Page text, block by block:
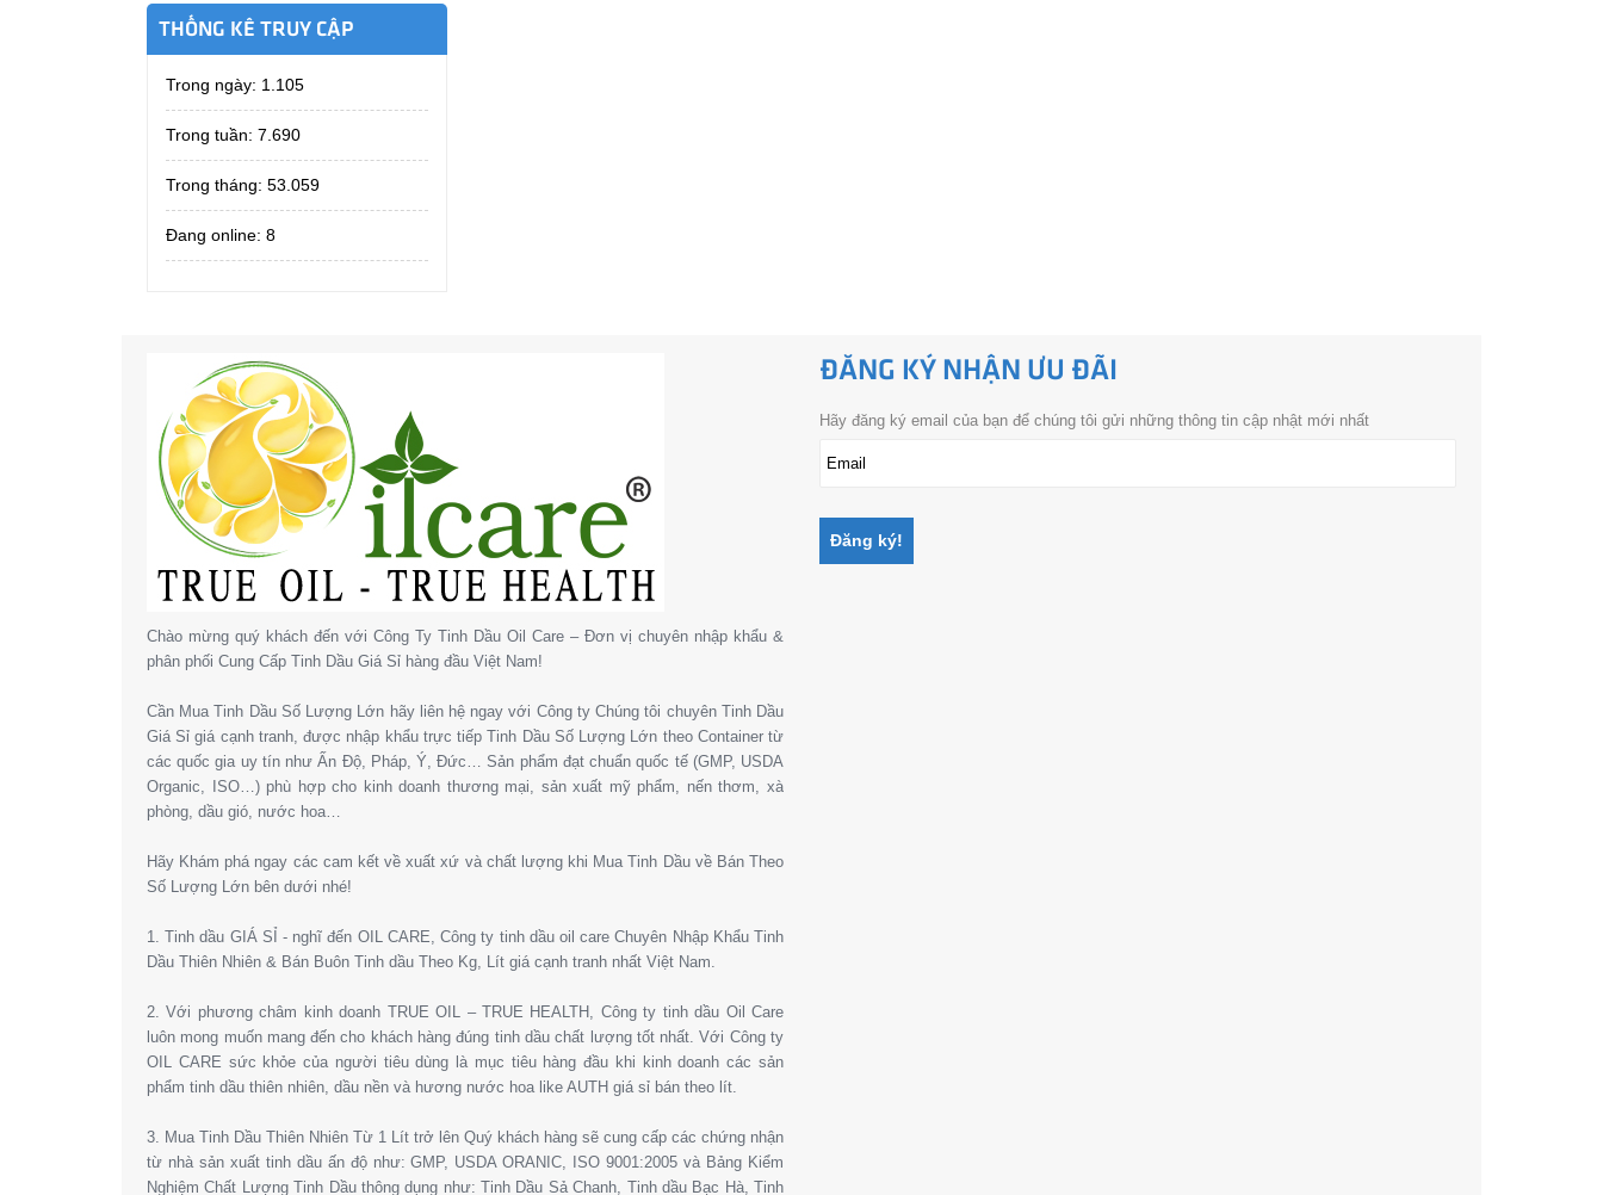
THỐNG KÊ TRUY CẬP
Trong ngày: 1.105
Trong tuần: 7.690
Trong tháng: 53.059
Đang online: 8
Chào mừng quý khách đến với Công Ty Tinh Dầu Oil Care – Đơn vị chuyên nhập khẩu &
phân phối Cung Cấp Tinh Dầu Giá Sỉ hàng đầu Việt Nam!
Cần Mua Tinh Dầu Số Lượng Lớn hãy liên hệ ngay với Công ty Chúng tôi chuyên Tinh Dầu
Giá Sỉ giá cạnh tranh, được nhập khẩu trực tiếp Tinh Dầu Số Lượng Lớn theo Container từ
các quốc gia uy tín như Ấn Độ, Pháp, Ý, Đức… Sản phẩm đạt chuẩn quốc tế (GMP, USDA
Organic, ISO…) phù hợp cho kinh doanh thương mại, sản xuất mỹ phẩm, nến thơm, xà
phòng, dầu gió, nước hoa…
Hãy Khám phá ngay các cam kết về xuất xứ và chất lượng khi Mua Tinh Dầu về Bán Theo
Số Lượng Lớn bên dưới nhé!
1. Tinh dầu GIÁ SỈ - nghĩ đến OIL CARE, Công ty tinh dầu oil care Chuyên Nhập Khẩu Tinh
Dầu Thiên Nhiên & Bán Buôn Tinh dầu Theo Kg, Lít giá cạnh tranh nhất Việt Nam.
2. Với phương châm kinh doanh TRUE OIL – TRUE HEALTH, Công ty tinh dầu Oil Care
luôn mong muốn mang đến cho khách hàng đúng tinh dầu chất lượng tốt nhất. Với Công ty
OIL CARE sức khỏe của người tiêu dùng là mục tiêu hàng đầu khi kinh doanh các sản
phẩm tinh dầu thiên nhiên, dầu nền và hương nước hoa like AUTH giá sỉ bán theo lít.
3. Mua Tinh Dầu Thiên Nhiên Từ 1 Lít trở lên Quý khách hàng sẽ cung cấp các chứng nhận
từ nhà sản xuất tinh dầu ấn độ như: GMP, USDA ORANIC, ISO 9001:2005 và Bảng Kiểm
Nghiệm Chất Lượng Tinh Dầu thông dụng như: Tinh Dầu Sả Chanh, Tinh dầu Bạc Hà, Tinh
ĐĂNG KÝ NHẬN ƯU ĐÃI
Hãy đăng ký email của bạn để chúng tôi gửi những thông tin cập nhật mới nhất